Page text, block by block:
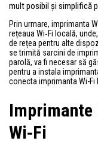
mult posibil și simplifică
Prin urmare, imprimanta
rețeaua Wi‑Fi locală,
de rețea pentru alte
se trimită sarcini de
parolă, va fi necesar să
pentru a instala
conecta imprimanta Wi-Fi
Wi‑Fi